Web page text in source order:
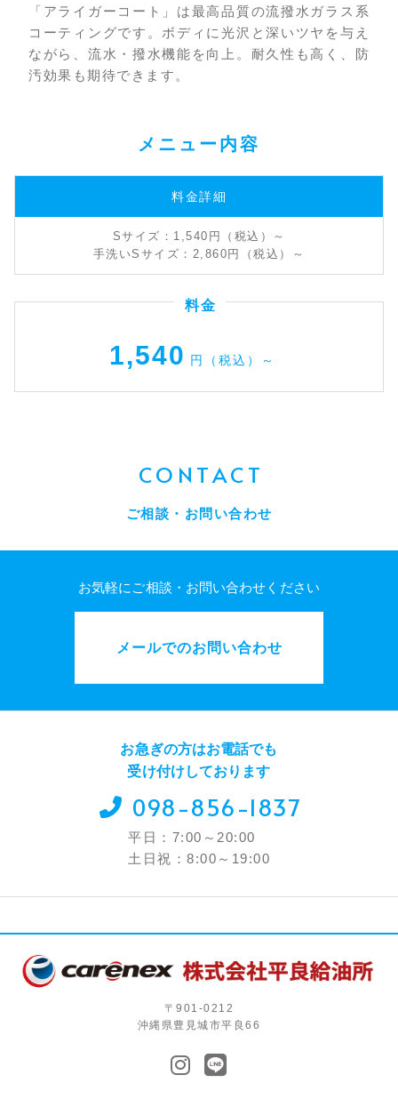
「アライガーコート」は最高品質の流撥水ガラス系
コーティングです。ボディに光沢と深いツヤを与え
ながら、流水・撥水機能を向上。耐久性も高く、防
汚効果も期待できます。
メニュー内容
料金詳細
Sサイズ：1,540円（税込）～
手洗いSサイズ：2,860円（税込）～
料金
1,540 円（税込）～
CONTACT
ご相談・お問い合わせ
お気軽にご相談・お問い合わせください
メールでのお問い合わせ
お急ぎの方はお電話でも
受け付けしております
098-856-1837
平日：7:00～20:00
土日祝：8:00～19:00
〒901-0212
沖縄県豊見城市平良66